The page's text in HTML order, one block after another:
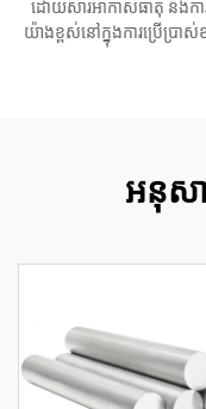
ដោយសារអាកាសធាតុ និងកា
យ៉ាងខ្ពស់នៅក្នុងការប្រើប្រា
អនុស